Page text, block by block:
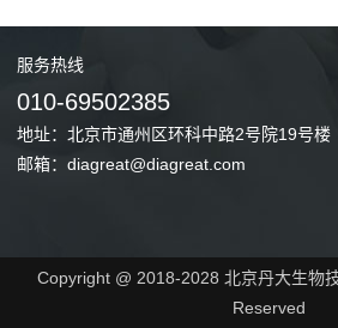
服务热线
010-69502385
地址：北京市通州区环科中路2号院19号楼
邮箱：diagreat@diagreat.com
Copyright @ 2018-2028 北京丹大生物
Reserved